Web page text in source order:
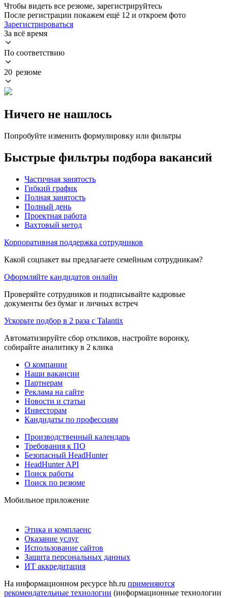
Чтобы видеть все резюме, зарегистрируйтесь
После регистрации покажем ещё 12 и откроем фото
Зарегистрироваться
За всё время
По соответствию
20 резюме
Ничего не нашлось
Попробуйте изменить формулировку или фильтры
Быстрые фильтры подбора вакансий
Частичная занятость
Гибкий график
Полная занятость
Полный день
Проектная работа
Вахтовый метод
Корпоративная поддержка сотрудников
Какой соцпакет вы предлагаете семейным сотрудникам?
Оформляйте кандидатов онлайн
Проверяйте сотрудников и подписывайте кадровые
документы без бумаг и личных встреч
Ускорьте подбор в 2 раза с Talantix
Автоматизируйте сбор откликов, настройте воронку,
собирайте аналитику в 2 клика
О компании
Наши вакансии
Партнерам
Реклама на сайте
Новости и статьи
Инвесторам
Кандидаты по профессиям
Производственный календарь
Требования к ПО
Безопасный HeadHunter
HeadHunter API
Поиск работы
Поиск по резюме
Мобильное приложение
Этика и комплаенс
Оказание услуг
Использование сайтов
Защита персональных данных
ИТ аккредитация
На информационном ресурсе hh.ru применяются
рекомендательные технологии (информационные технологии